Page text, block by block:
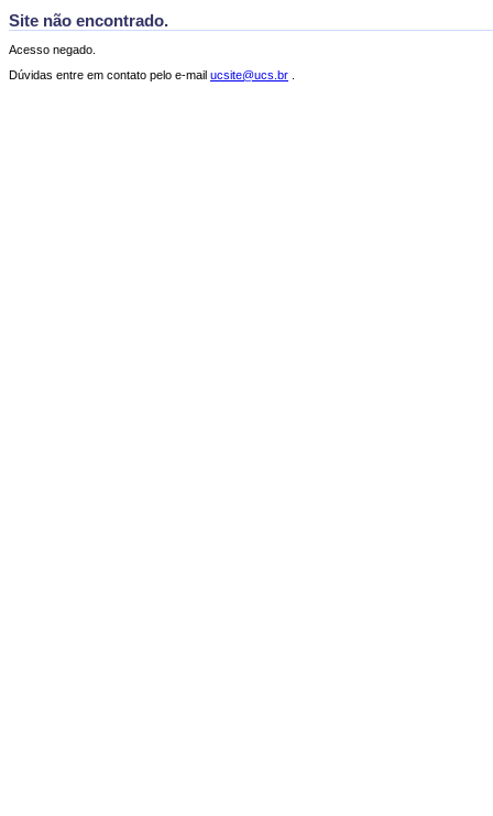
Site não encontrado.
Acesso negado.
Dúvidas entre em contato pelo e-mail ucsite@ucs.br